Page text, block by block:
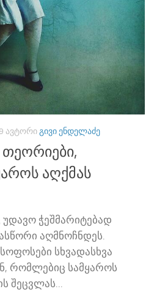
ᲐᲕᲢᲝᲠᲘᲒᲘᲕᲘ ᲔᲜᲓᲔᲚᲐᲫᲔ
თეორიები,
აღქმას
ჭეშმარიტებად
აღმნოჩნდეს.
სხვადასხვა
რომლებიც სამყაროს
შეცვლას...